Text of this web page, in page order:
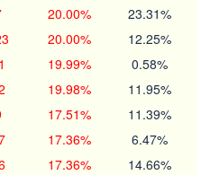
20.00% 23.31%
20.00% 12.25%
19.99% 0.58%
19.98% 11.95%
17.51% 11.39%
17.36% 6.47%
17.36% 14.66%